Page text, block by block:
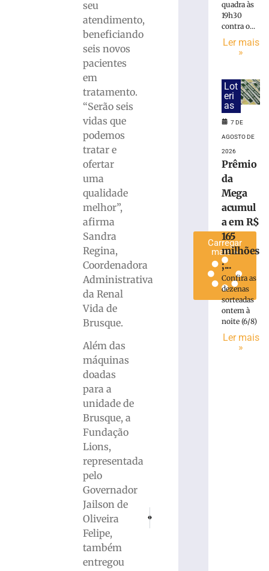
seu
atendimento,
beneficiando
seis novos
pacientes
em
tratamento.
“Serão seis
vidas que
podemos
tratar e
ofertar
uma
qualidade
melhor”,
afirma
Sandra
Regina,
Coordenadora
Administrativa
da Renal
Vida de
Brusque.
Além das
máquinas
doadas
para a
unidade de
Brusque, a
Fundação
Lions,
representada
pelo
Governador
Jailson de
Oliveira
Felipe,
também
entregou
litoral
indenizará
jovem
atraso
diagnóstico
médico
Carregar
mais »
quadra às
19h30
contra o...
Ler mais
»
Lot
eri
as
7 DE
AGOSTO DE
2026
Prêmio
da
Mega
acumul
a em R$
165
milhões
;...
Confira as
dezenas
sorteadas
ontem à
noite (6/8)
Ler mais
»